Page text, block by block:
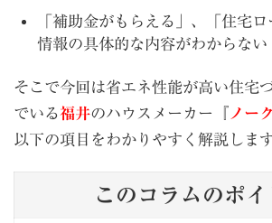
「補助金がもらえる」、「住宅
情報の具体的な内容がわからな
そこで今回は省エネ性能が高い住宅
でいる福井のハウスメーカー『 ノー
以下の項目をわかりやすく解説します
このコラムのポイ